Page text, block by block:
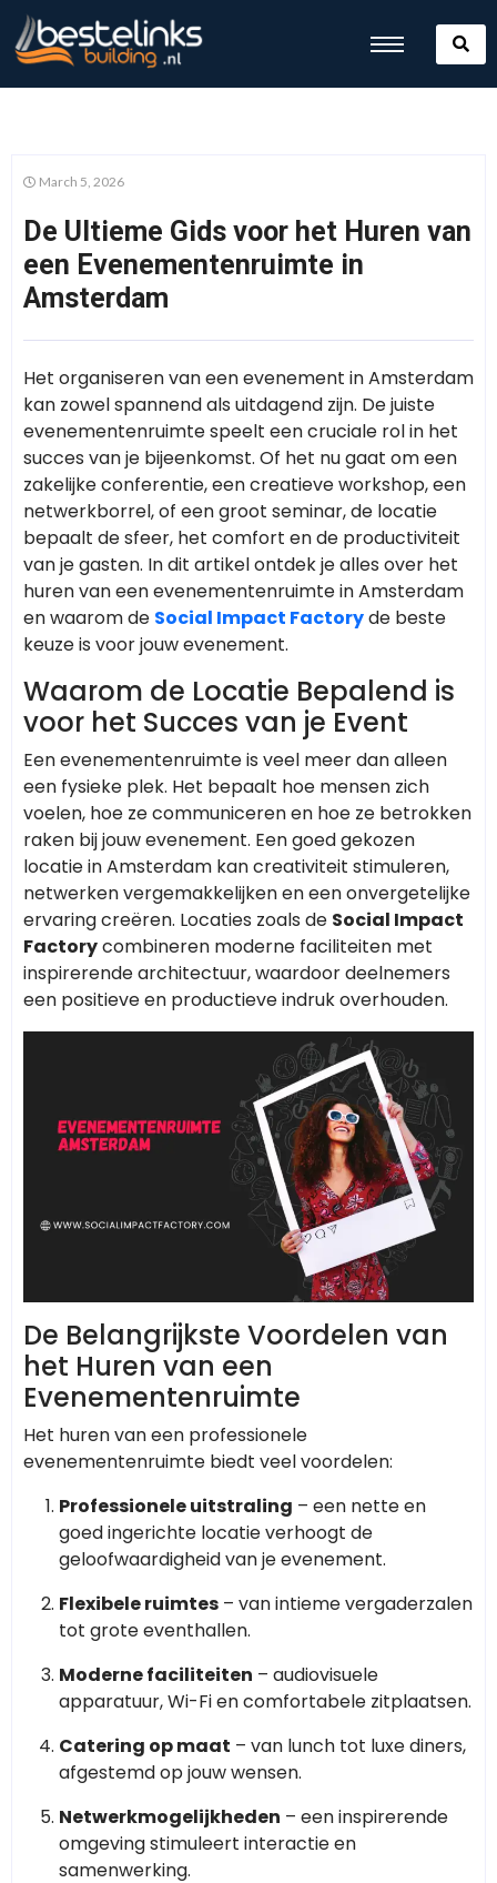
March 5, 2026
De Ultieme Gids voor het Huren van
een Evenementenruimte in
Amsterdam
Het organiseren van een evenement in Amsterdam
kan zowel spannend als uitdagend zijn. De juiste
evenementenruimte speelt een cruciale rol in het
succes van je bijeenkomst. Of het nu gaat om een
zakelijke conferentie, een creatieve workshop, een
netwerkborrel, of een groot seminar, de locatie
bepaalt de sfeer, het comfort en de productiviteit
van je gasten. In dit artikel ontdek je alles over het
huren van een evenementenruimte in Amsterdam
en waarom de Social Impact Factoryde beste
keuze is voor jouw evenement.
Waarom de Locatie Bepalend is
voor het Succes van je Event
Een evenementenruimte is veel meer dan alleen
een fysieke plek. Het bepaalt hoe mensen zich
voelen, hoe ze communiceren en hoe ze betrokken
raken bij jouw evenement. Een goed gekozen
locatie in Amsterdam kan creativiteit stimuleren,
netwerken vergemakkelijken en een onvergetelijke
ervaring creëren. Locaties zoals de Social Impact
Factorycombineren moderne faciliteiten met
inspirerende architectuur, waardoor deelnemers
een positieve en productieve indruk overhouden.
De Belangrijkste Voordelen van
het Huren van een
Evenementenruimte
Het huren van een professionele
evenementenruimte biedt veel voordelen:
Professionele uitstraling – een nette en
goed ingerichte locatie verhoogt de
geloofwaardigheid van je evenement.
Flexibele ruimtes – van intieme vergaderzalen
tot grote eventhallen.
Moderne faciliteiten – audiovisuele
apparatuur, Wi-Fi en comfortabele zitplaatsen.
Catering op maat – van lunch tot luxe diners,
afgestemd op jouw wensen.
Netwerkmogelijkheden – een inspirerende
omgeving stimuleert interactie en
samenwerking.